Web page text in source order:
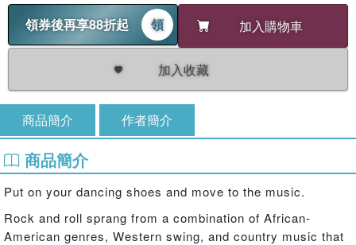
領券後再享88折起
領 加入購物車
加入收藏
商品簡介 作者簡介
商品簡介
Put on your dancing shoes and move to the music.
Rock and roll sprang from a combination of African-
American genres, Western swing, and country music that